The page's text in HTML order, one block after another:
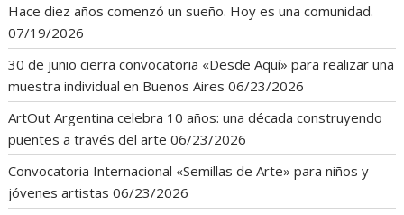
Hace diez años comenzó un sueño. Hoy es una comunidad.
07/19/2026
30 de junio cierra convocatoria «Desde Aquí» para realizar una
muestra individual en Buenos Aires 06/23/2026
ArtOut Argentina celebra 10 años: una década construyendo
puentes a través del arte 06/23/2026
Convocatoria Internacional «Semillas de Arte» para niños y
jóvenes artistas 06/23/2026